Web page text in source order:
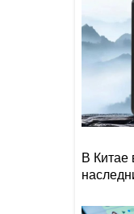
В Китае